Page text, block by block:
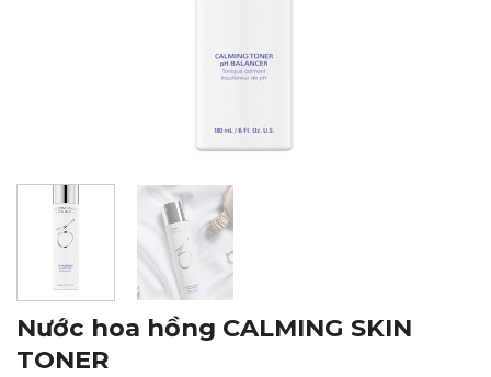
Nước hoa hồng CALMING SKIN
TONER